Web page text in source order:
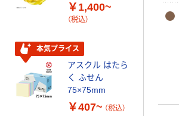
￥1,400~
（税込）
本気プライス
アスクル はたら
く ふせん
75×75mm
￥407~ （税込）